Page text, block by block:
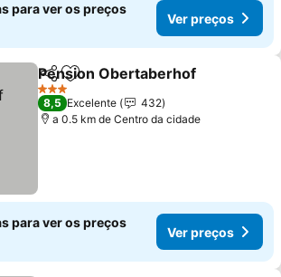
para ver os preços
Ver preços
PartilharAdicionar aos favoritos
Pension Obertaberhof
3 Estrelas
8,5 Excelente
432
a 0.5 km de Centro da cidade
para ver os preços
Ver preços